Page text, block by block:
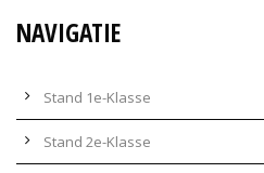
NAVIGATIE
Stand 1e-Klasse
Stand 2e-Klasse